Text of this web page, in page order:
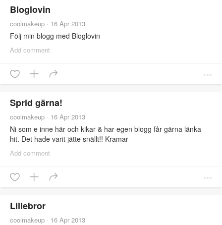
Bloglovin
coolmakeup · 16 Apr 2013
Följ min blogg med Bloglovin
Add comment
Sprid gärna!
coolmakeup · 16 Apr 2013
Ni som e inne här och kikar & har egen blogg får gärna länka
hit. Det hade varit jätte snällt!! Kramar
Add comment
Lillebror
coolmakeup · 16 Apr 2013